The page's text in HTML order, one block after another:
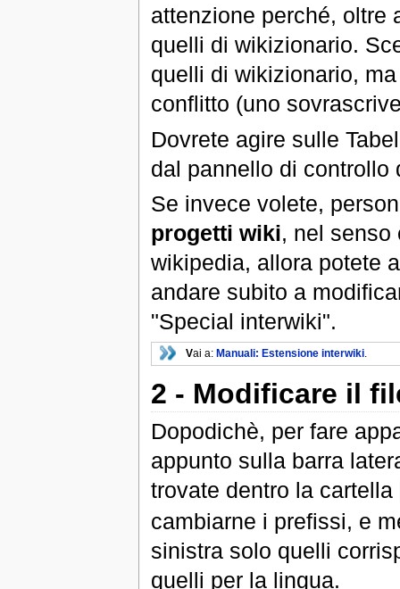
attenzione perché, oltre
quelli di wikizionario.
quelli di wikizionario,
conflitto (uno
Dovrete agire sulle
dal pannello di controllo
Se invece volete,
progetti wiki, nel senso
wikipedia, allora potete
andare subito a
"Special interwiki".
Vai a: Manuali: Estensione interwiki.
2 - Modificare il
Dopodichè, per fare
appunto sulla barra
trovate dentro la cartella
cambiarne i prefissi, e
sinistra solo quelli
quelli per la lingua.